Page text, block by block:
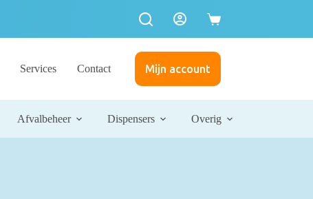
Winkelwagen
Services Contact Mijn account
Afvalbeheer Dispensers Overig